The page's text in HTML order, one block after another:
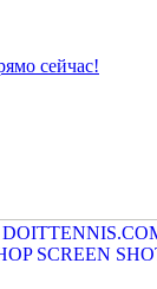
сейчас!